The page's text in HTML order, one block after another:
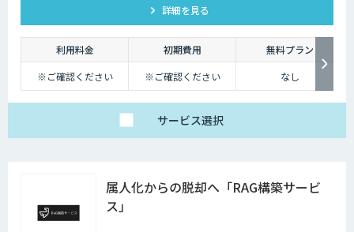
詳細を見る
利用料金 初期費用
無料プラン
※ご確認ください
※ご確認ください なし
サービス選択
属人化からの脱却へ「RAG構築サービ
ス」